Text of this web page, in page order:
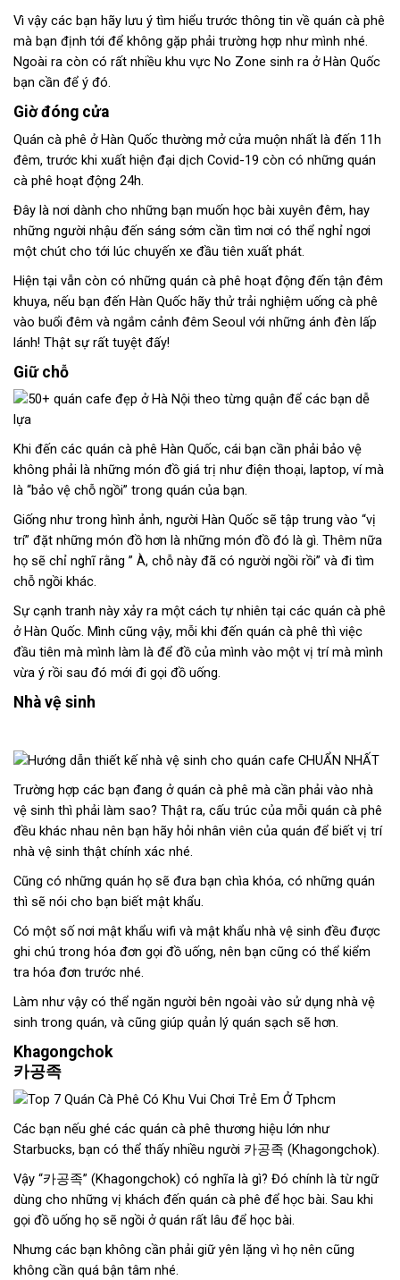
Vì vậy các bạn hãy lưu ý tìm hiểu trước thông tin về quán cà phê
mà bạn định tới để không gặp phải trường hợp như mình nhé.
Ngoài ra còn có rất nhiều khu vực No Zone sinh ra ở Hàn Quốc
bạn cần để ý đó.
Giờ đóng cửa
Quán cà phê ở Hàn Quốc thường mở cửa muộn nhất là đến 11h
đêm, trước khi xuất hiện đại dịch Covid-19 còn có những quán
cà phê hoạt động 24h.
Đây là nơi dành cho những bạn muốn học bài xuyên đêm, hay
những người nhậu đến sáng sớm cần tìm nơi có thể nghỉ ngơi
một chút cho tới lúc chuyến xe đầu tiên xuất phát.
Hiện tại vẫn còn có những quán cà phê hoạt động đến tận đêm
khuya, nếu bạn đến Hàn Quốc hãy thử trải nghiệm uống cà phê
vào buổi đêm và ngắm cảnh đêm Seoul với những ánh đèn lấp
lánh! Thật sự rất tuyệt đấy!
Giữ chỗ
Khi đến các quán cà phê Hàn Quốc, cái bạn cần phải bảo vệ
không phải là những món đồ giá trị như điện thoại, laptop, ví mà
là “bảo vệ chỗ ngồi” trong quán của bạn.
Giống như trong hình ảnh, người Hàn Quốc sẽ tập trung vào “vị
trí” đặt những món đồ hơn là những món đồ đó là gì. Thêm nữa
họ sẽ chỉ nghĩ rằng ” À, chỗ này đã có người ngồi rồi” và đi tìm
chỗ ngồi khác.
Sự cạnh tranh này xảy ra một cách tự nhiên tại các quán cà phê
ở Hàn Quốc. Mình cũng vậy, mỗi khi đến quán cà phê thì việc
đầu tiên mà mình làm là để đồ của mình vào một vị trí mà mình
vừa ý rồi sau đó mới đi gọi đồ uống.
Nhà vệ sinh
Trường hợp các bạn đang ở quán cà phê mà cần phải vào nhà
vệ sinh thì phải làm sao? Thật ra, cấu trúc của mỗi quán cà phê
đều khác nhau nên bạn hãy hỏi nhân viên của quán để biết vị trí
nhà vệ sinh thật chính xác nhé.
Cũng có những quán họ sẽ đưa bạn chìa khóa, có những quán
thì sẽ nói cho bạn biết mật khẩu.
Có một số nơi mật khẩu wifi và mật khẩu nhà vệ sinh đều được
ghi chú trong hóa đơn gọi đồ uống, nên bạn cũng có thể kiểm
tra hóa đơn trước nhé.
Làm như vậy có thể ngăn người bên ngoài vào sử dụng nhà vệ
sinh trong quán, và cũng giúp quản lý quán sạch sẽ hơn.
Khagongchok
카공족
Các bạn nếu ghé các quán cà phê thương hiệu lớn như
Starbucks, bạn có thể thấy nhiều người 카공족 (Khagongchok).
Vậy “카공족” (Khagongchok) có nghĩa là gì? Đó chính là từ ngữ
dùng cho những vị khách đến quán cà phê để học bài. Sau khi
gọi đồ uống họ sẽ ngồi ở quán rất lâu để học bài.
Nhưng các bạn không cần phải giữ yên lặng vì họ nên cũng
không cần quá bận tâm nhé.